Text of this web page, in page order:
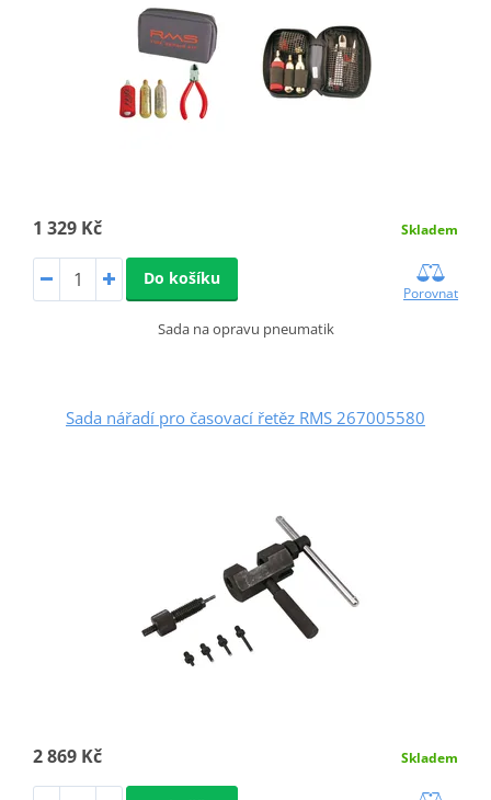
1 329 Kč Skladem
Do košíku
Porovnat
Sada na opravu pneumatik
Sada nářadí pro časovací řetěz RMS 267005580
2 869 Kč Skladem